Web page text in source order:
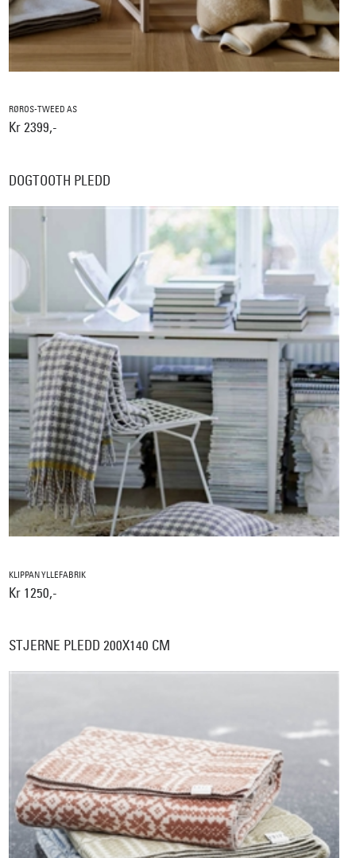
RØROS-TWEED AS
Kr 2399,-
DOGTOOTH PLEDD
KLIPPAN YLLEFABRIK
Kr 1250,-
STJERNE PLEDD 200X140 CM